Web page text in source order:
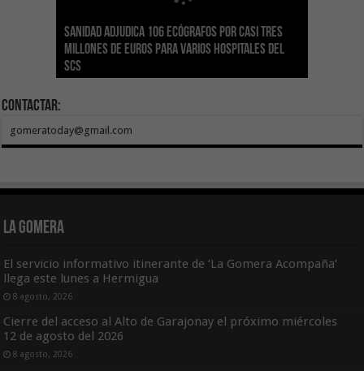
Sanidad adjudica 106 ecógrafos por casi tres
millones de euros para varios hospitales del
SCS
Gesplan logra la máxima puntuación en el
Índice de Transparencia de Canarias por cuarto
año consecutivo
El Gobierno canario concede ayudas del
POSEICAN-Pesca al sector por valor de 7,09 M€
tras aumentar las cuantías
Transición Ecológica coordina con Ashotel su
adhesión a la Red de Refugios Climáticos de
Canarias
Visocan incorpora 170 pisos a su parque de
vivienda protegida en régimen de alquiler
asequible de Tenerife
Sanidad refuerza la capacidad diagnóstica de
los centros de salud con el impulso de la
ecografía clínica
Contactar:
gomeratoday@gmail.com
La Gomera
El servicio informativo itinerante de ‘La Gomera Acompaña’
llega este lunes a Hermigua
8 agosto, 2026
Cierre del acceso al Alto de Garajonay el próximo miércoles
12 de agosto del 2026
8 agosto, 2026